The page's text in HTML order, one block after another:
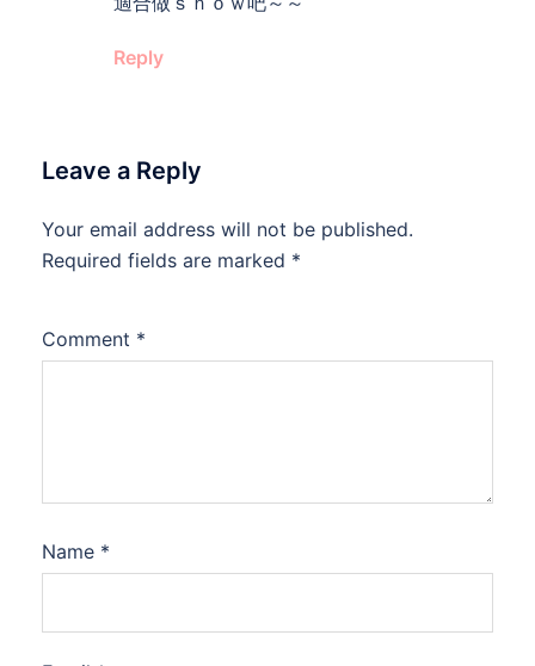
Reply
Leave a Reply
Your email address will not be published.
Required fields are marked *
Comment *
Name *